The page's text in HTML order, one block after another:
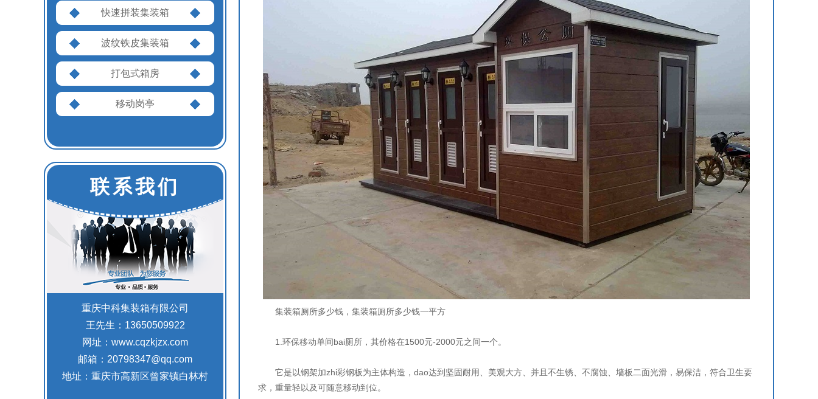
快速拼装集装箱
波纹铁皮集装箱
打包式箱房
移动岗亭
联系我们
重庆中科集装箱有限公司
王先生：13650509922
网址：www.cqzkjzx.com
邮箱：20798347@qq.com
地址：重庆市高新区曾家镇白林村
集装箱厕所多少钱，集装箱厕所多少钱一平方
1.环保移动单间bai厕所，其价格在1500元-2000元之间一个。
它是以钢架加zhi彩钢板为主体构造，dao达到坚固耐用、美观大方、并且不生锈、不腐蚀、墙板二面光滑，易保洁，符合卫生要
求，重量轻以及可随意移动到位。